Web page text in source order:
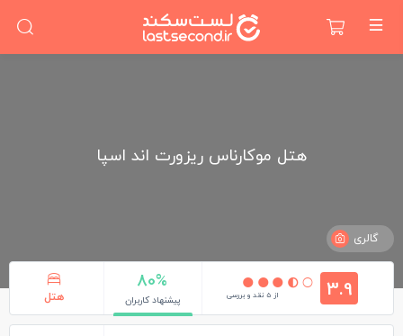
هتل موکارناس ریزورت اند اسپا
گالری
3.9 از 5 نقد و بررسی
80%
پیشنهاد کاربران هتل